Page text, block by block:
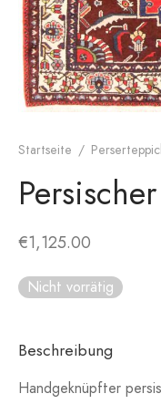
Startseite /
€1,125.00
Nicht vorrätig
Beschreibung
Handgeknüpfter